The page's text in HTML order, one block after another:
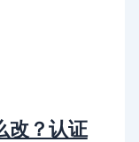
改？认证